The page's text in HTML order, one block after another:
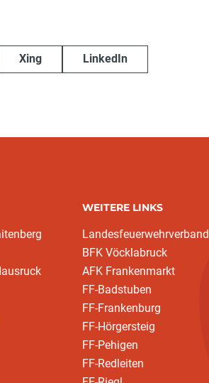
Xing LinkedIn
WEITERE LINKS
Landesfeuerwehrverband
BFK Vöcklabruck
AFK Frankenmarkt
FF-Badstuben
FF-Frankenburg
FF-Hörgersteig
FF-Pehigen
FF-Redleiten